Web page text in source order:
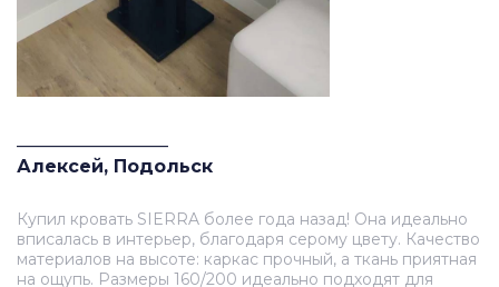
Алексей, Подольск
Купил кровать SIERRA более года назад! Она идеально
вписалась в интерьер, благодаря серому цвету. Качество
материалов на высоте: каркас прочный, а ткань приятная
на ощупь. Размеры 160/200 идеально подходят для